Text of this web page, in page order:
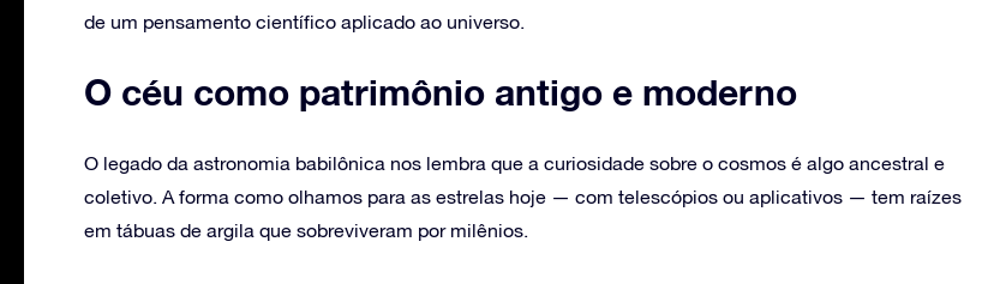
de um pensamento científico aplicado ao universo.
O céu como patrimônio antigo e moderno
O legado da astronomia babilônica nos lembra que a curiosidade sobre o cosmos é algo ancestral e
coletivo. A forma como olhamos para as estrelas hoje — com telescópios ou aplicativos — tem raízes
em tábuas de argila que sobreviveram por milênios.